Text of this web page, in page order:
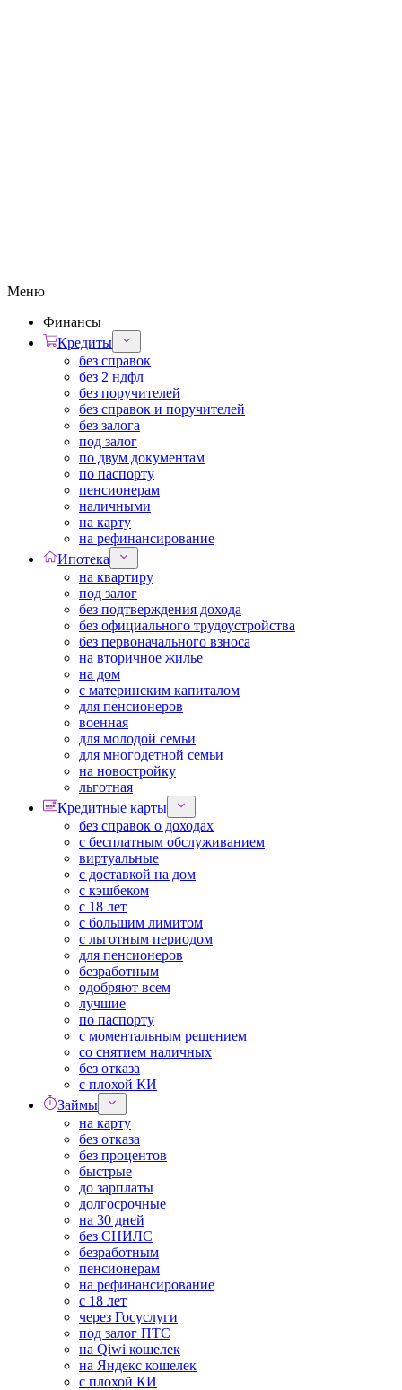
Меню
Финансы
Кредиты
без справок
без 2 ндфл
без поручителей
без справок и поручителей
без залога
под залог
по двум документам
по паспорту
пенсионерам
наличными
на карту
на рефинансирование
Ипотека
на квартиру
под залог
без подтверждения дохода
без официального трудоустройства
без первоначального взноса
на вторичное жилье
на дом
с материнским капиталом
для пенсионеров
военная
для молодой семьи
для многодетной семьи
на новостройку
льготная
Кредитные карты
без справок о доходах
с бесплатным обслуживанием
виртуальные
с доставкой на дом
с кэшбеком
с 18 лет
с большим лимитом
с льготным периодом
для пенсионеров
безработным
одобряют всем
лучшие
по паспорту
с моментальным решением
со снятием наличных
без отказа
с плохой КИ
Займы
на карту
без отказа
без процентов
быстрые
до зарплаты
долгосрочные
на 30 дней
без СНИЛС
безработным
пенсионерам
на рефинансирование
с 18 лет
через Госуслуги
под залог ПТС
на Qiwi кошелек
на Яндекс кошелек
с плохой КИ